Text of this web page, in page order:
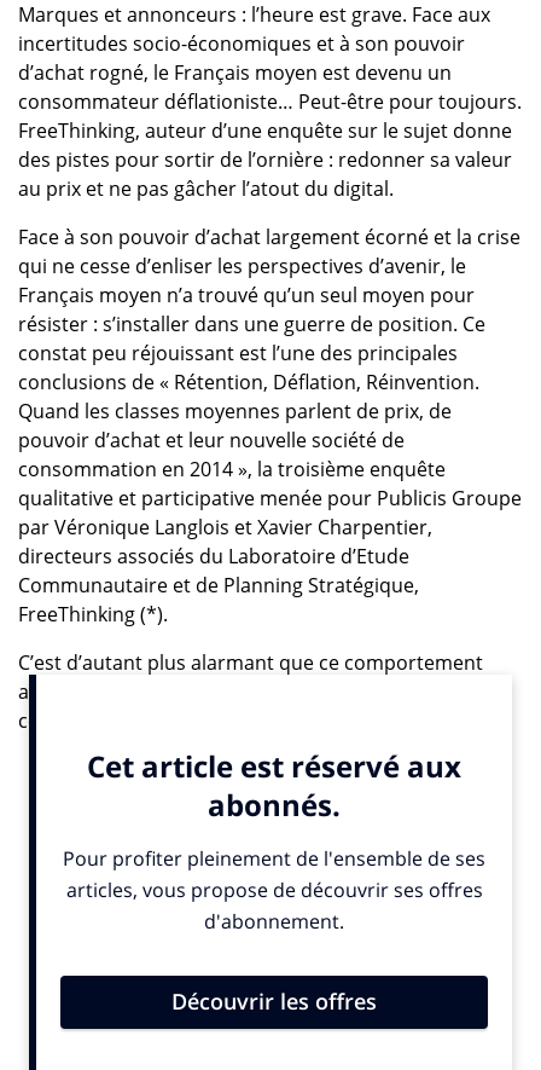
Marques et annonceurs : l’heure est grave. Face aux
incertitudes socio-économiques et à son pouvoir
d’achat rogné, le Français moyen est devenu un
consommateur déflationiste… Peut-être pour toujours.
FreeThinking, auteur d’une enquête sur le sujet donne
des pistes pour sortir de l’ornière : redonner sa valeur
au prix et ne pas gâcher l’atout du digital.
Face à son pouvoir d’achat largement écorné et la crise
qui ne cesse d’enliser les perspectives d’avenir, le
Français moyen n’a trouvé qu’un seul moyen pour
résister : s’installer dans une guerre de position. Ce
constat peu réjouissant est l’une des principales
conclusions de « Rétention, Déflation, Réinvention.
Quand les classes moyennes parlent de prix, de
pouvoir d’achat et leur nouvelle société de
consommation en 2014 », la troisième enquête
qualitative et participative menée pour Publicis Groupe
par Véronique Langlois et Xavier Charpentier,
directeurs associés du Laboratoire d’Etude
Communautaire et de Planning Stratégique,
FreeThinking (*).
C’est d’autant plus alarmant que ce comportement
amorcé en 2008 se cristallise depuis 2012. Toutefois,
cette évolution en accéléré ne se traduit plus comme
en 2012 par des notions comme effort, souffrance,
insécurité ou souffrance, mais par action,
pragmatisme, solution, expérience. Un vocabulaire
pas, il révèle surtout l’acceptation d’une phase de
normalisation résignée où le consommateur est
déflationiste voire défiant. Une posture qui pourrait
de consommation moins économique et plus éthique.
Mais qui ne sera pas sans conséquence pour les
entreprises !